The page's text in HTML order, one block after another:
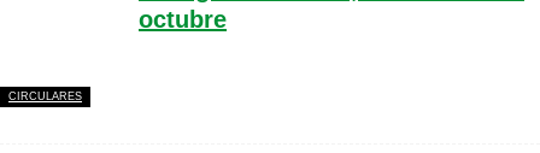
CIRCULARES
octubre